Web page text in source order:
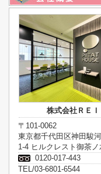
株式会社ＲＥＩ
〒101-0062
東京都千代田区神田駿
1-4 ヒルクレスト御茶ノ
0120-017-443
TEL/03-6801-6544